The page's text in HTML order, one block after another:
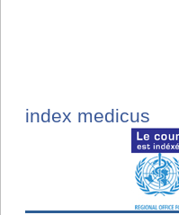
index medicus